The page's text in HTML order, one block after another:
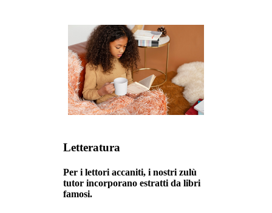
Letteratura
Per i lettori accaniti, i nostri zulù
tutor incorporano estratti da libri
famosi.